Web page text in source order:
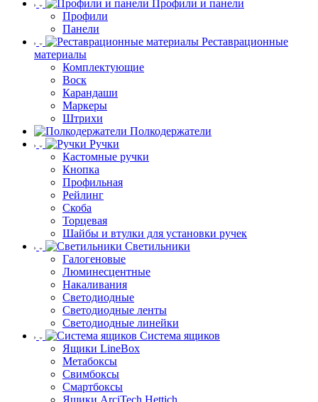
Профили и панели
Профили
Панели
Реставрационные
материалы
Комплектующие
Воск
Карандаши
Маркеры
Штрихи
Полкодержатели
Ручки
Кастомные ручки
Кнопка
Профильная
Рейлинг
Скоба
Торцевая
Шайбы и втулки для установки ручек
Светильники
Галогеновые
Люминесцентные
Накаливания
Светодиодные
Светодиодные ленты
Светодиодные линейки
Система ящиков
Ящики LineBox
Метабоксы
Свимбоксы
Смартбоксы
Ящики ArciTech Hettich